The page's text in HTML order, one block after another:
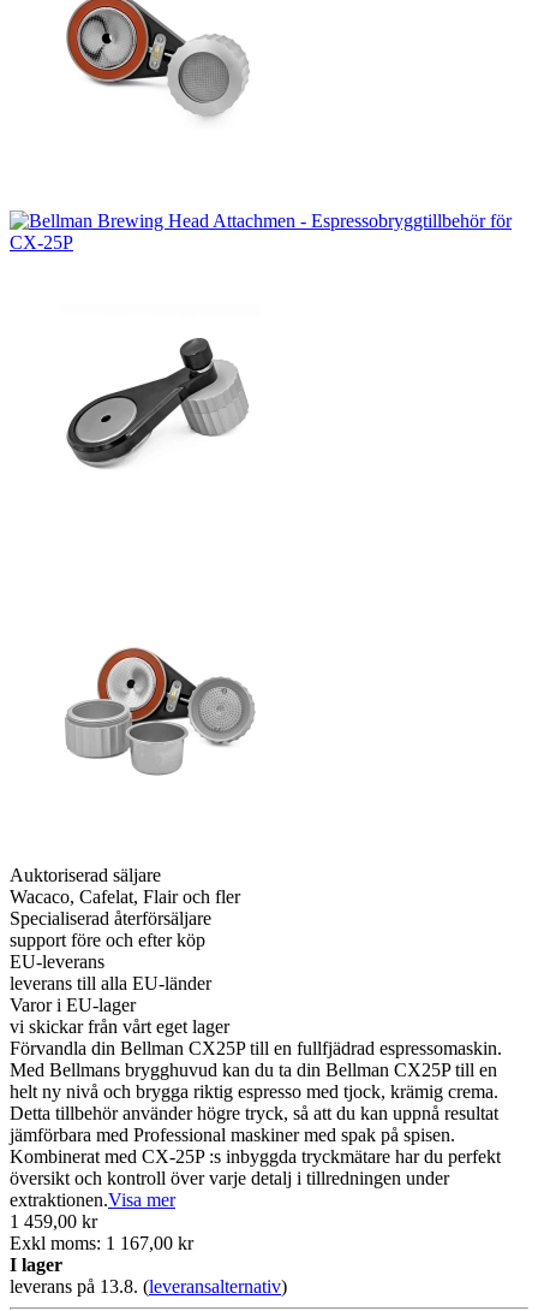
Auktoriserad säljare
Wacaco, Cafelat, Flair och fler
Specialiserad återförsäljare
support före och efter köp
EU-leverans
leverans till alla EU-länder
Varor i EU-lager
vi skickar från vårt eget lager
Förvandla din Bellman CX25P till en fullfjädrad espressomaskin.
Med Bellmans brygghuvud kan du ta din Bellman CX25P till en
helt ny nivå och brygga riktig espresso med tjock, krämig crema.
Detta tillbehör använder högre tryck, så att du kan uppnå resultat
jämförbara med Professional maskiner med spak på spisen.
Kombinerat med CX-25P :s inbyggda tryckmätare har du perfekt
översikt och kontroll över varje detalj i tillredningen under
extraktionen.Visa mer
1 459,00 kr
Exkl moms: 1 167,00 kr
I lager
leverans på 13.8. (leveransalternativ)